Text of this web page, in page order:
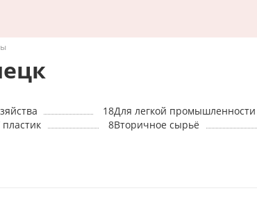
18Для легкой промышленности
8Вторичное сырьё